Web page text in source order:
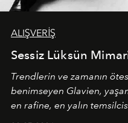
ALIŞVERİŞ
Sessiz Lüksün Mimari
Trendlerin ve zamanın
benimseyen Glavien,
en rafine, en yalın